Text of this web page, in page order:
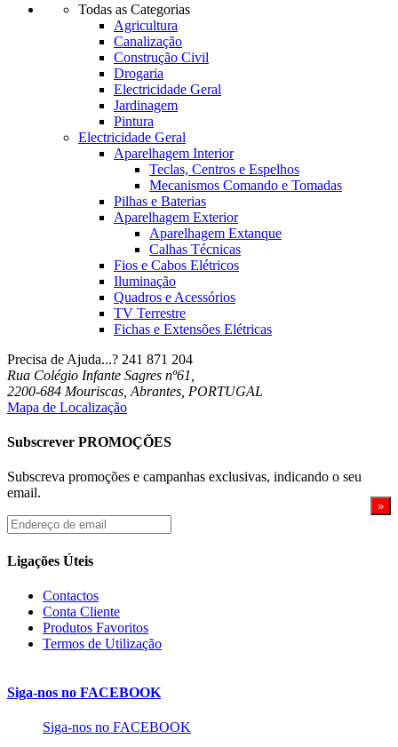
Todas as Categorias
Agricultura
Canalização
Construção Civil
Drogaria
Electricidade Geral
Jardinagem
Pintura
Electricidade Geral
Aparelhagem Interior
Teclas, Centros e Espelhos
Mecanismos Comando e Tomadas
Pilhas e Baterias
Aparelhagem Exterior
Aparelhagem Extanque
Calhas Técnicas
Fios e Cabos Elétricos
Iluminação
Quadros e Acessórios
TV Terrestre
Fichas e Extensões Elétricas
Precisa de Ajuda...? 241 871 204
Rua Colégio Infante Sagres nº61,
2200-684 Mouriscas, Abrantes, PORTUGAL
Mapa de Localização
Subscrever PROMOÇÕES
Subscreva promoções e campanhas exclusivas, indicando o seu
email.
Endereço
de
email
Ligações Úteis
Contactos
Conta Cliente
Produtos Favoritos
Termos de Utilização
Siga-nos no FACEBOOK
Siga-nos no FACEBOOK